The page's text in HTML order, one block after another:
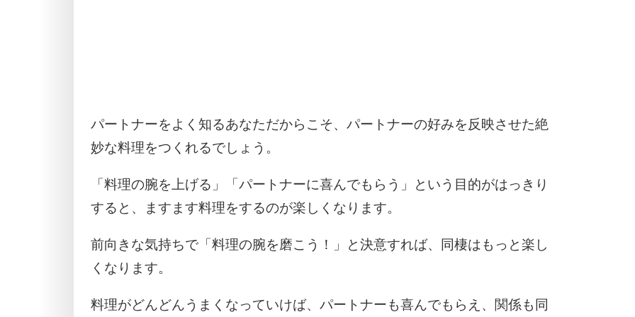
パートナーをよく知るあなただからこそ、パートナーの好みを反映させた絶
妙な料理をつくれるでしょう。
「料理の腕を上げる」「パートナーに喜んでもらう」という目的がはっきり
すると、ますます料理をするのが楽しくなります。
前向きな気持ちで「料理の腕を磨こう！」と決意すれば、同棲はもっと楽し
くなります。
料理がどんどんうまくなっていけば、パートナーも喜んでもらえ、関係も同